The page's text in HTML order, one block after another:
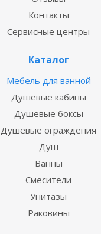
Контакты
Сервисные центры
Каталог
Мебель для ванной
Душевые кабины
Душевые боксы
Душевые ограждения
Душ
Ванны
Смесители
Унитазы
Раковины